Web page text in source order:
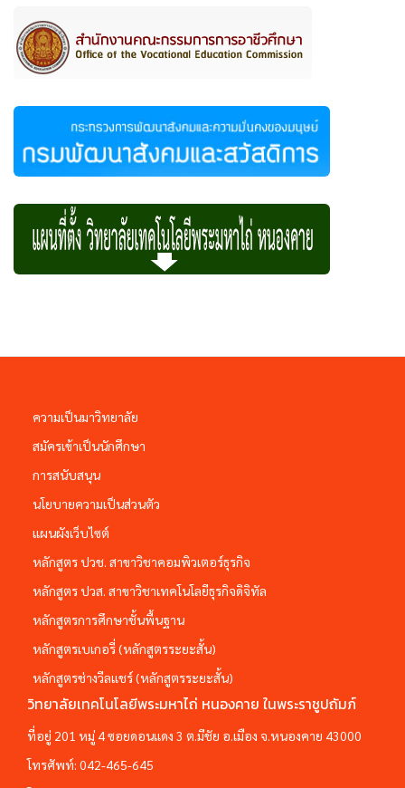
ความเป็นมาวิทยาลัย
สมัครเข้าเป็นนักศึกษา
การสนับสนุน
นโยบายความเป็นส่วนตัว
แผนผังเว็บไซต์
หลักสูตร ปวช. สาขาวิชาคอมพิวเตอร์ธุรกิจ
หลักสูตร ปวส. สาขาวิชาเทคโนโลยีธุรกิจดิจิทัล
หลักสูตรการศึกษาชั้นพื้นฐาน
หลักสูตรเบเกอรี่ (หลักสูตรระยะสั้น)
หลักสูตรช่างวีลแชร์ (หลักสูตรระยะสั้น)
วิทยาลัยเทคโนโลยีพระมหาไถ่ หนองคาย ในพระราชูปถัมภ์
ที่อยู่ 201 หมู่ 4 ซอยดอนแดง 3 ต.มีชัย อ.เมือง จ.หนองคาย 43000
โทรศัพท์: 042-465-645